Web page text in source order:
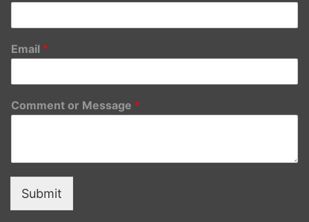
Email *
Comment or Message *
Submit